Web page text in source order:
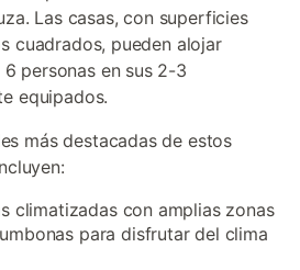
Las casas, con superficies
cuadrados, pueden alojar
personas en sus 2-3
equipados.
más destacadas de estos
climatizadas con amplias zonas
para disfrutar del clima